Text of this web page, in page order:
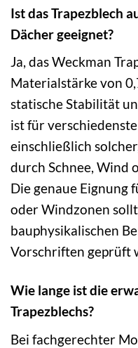
Ist das Trapezblech
Dächer geeignet?
Ja, das Weckman
Materialstärke von
statische Stabilität
ist für
einschließlich
durch Schnee, Wind
Die genaue Eignung
oder Windzonen
bauphysikalischen
Vorschriften geprüft
Wie lange ist die
Trapezblechs?
Bei fachgerechter